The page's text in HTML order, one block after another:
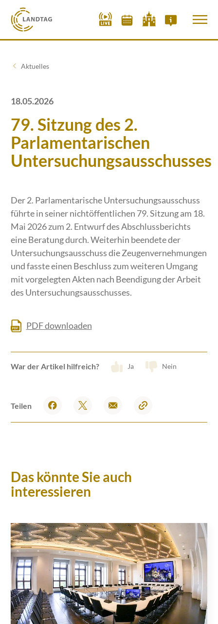
Aktuelles
18.05.2026
79. Sitzung des 2.
Parlamentarischen
Untersuchungsausschusses
Der 2. Parlamentarische Untersuchungsausschuss
führte in seiner nichtöffentlichen 79. Sitzung am 18.
Mai 2026 zum 2. Entwurf des Abschlussberichts
eine Beratung durch. Weiterhin beendete der
Untersuchungsausschuss die Zeugenvernehmungen
und fasste einen Beschluss zum weiteren Umgang
mit vorgelegten Akten nach Beendigung der Arbeit
des Untersuchungsausschusses.
PDF downloaden
War der Artikel hilfreich? Ja Nein
Teilen
Das könnte Sie auch
interessieren